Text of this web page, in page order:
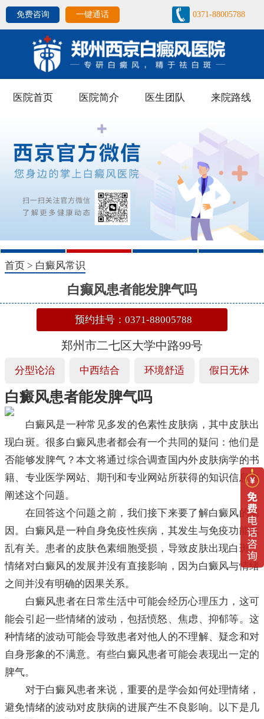
免费咨询 一键通话 0371-88005788
医院首页 医院简介 医生团队 来院路线
1 2 3 4
首页 > 白癜风常识
白癫风患者能发脾气吗
预约挂号：0371-88005788
郑州市二七区大学中路99号
分型论治 中西结合 环境舒适 假日无休
白癜风患者能发脾气吗
白癜风是一种常见多发的色素性皮肤病，其中皮肤出
现白斑。很多白癜风患者都会有一个共同的疑问：他们是
否能够发脾气？本文将通过综合调查国内外皮肤病学的书
籍、专业医学网站、期刊和专业网站所获得的知识信息来
阐述这个问题。
在回答这个问题之前，我们接下来要了解白癜风的病
因。白癜风是一种自身免疫性疾病，其发生与免疫功能紊
乱有关。患者的皮肤色素细胞受损，导致皮肤出现白斑。
情绪对白癜风的发展并没有直接影响，因为白癜风与情绪
之间并没有明确的因果关系。
白癜风患者在日常生活中可能会经历心理压力，这可
能会引起一些情绪的波动，包括愤怒、焦虑、抑郁等。这
种情绪的波动可能会导致患者对他人的不理解、疑念和对
自身形象的不满意。有些白癜风患者可能会表现出一定的
脾气。
对于白癜风患者来说，重要的是学会如何处理情绪，
避免情绪的波动对皮肤病的进展产生不良影响。以下是几